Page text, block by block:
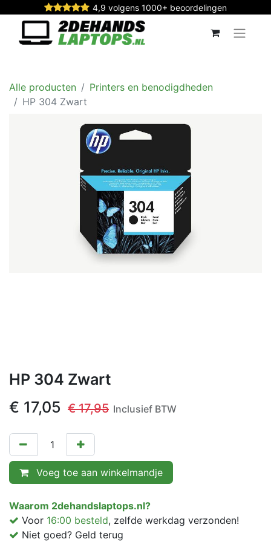
4,9 volgens 1000+ beoordelingen
Alle producten
Printers en benodigdheden
HP 304 Zwart
HP 304 Zwart
€ 17,05 €17,95 Inclusief BTW
Voeg toe aan winkelmandje
Waarom 2dehandslaptops.nl?
Voor 16:00 besteld, zelfde werkdag verzonden!
Niet goed? Geld terug